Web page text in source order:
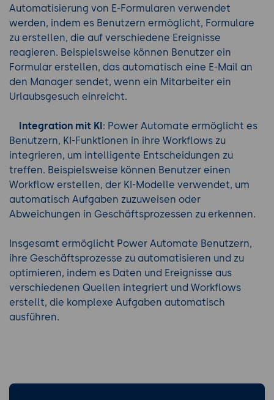
Automatisierung von E-Formularen verwendet
werden, indem es Benutzern ermöglicht, Formulare
zu erstellen, die auf verschiedene Ereignisse
reagieren. Beispielsweise können Benutzer ein
Formular erstellen, das automatisch eine E-Mail an
den Manager sendet, wenn ein Mitarbeiter ein
Urlaubsgesuch einreicht.
Integration mit KI: Power Automate ermöglicht es
Benutzern, KI-Funktionen in ihre Workflows zu
integrieren, um intelligente Entscheidungen zu
treffen. Beispielsweise können Benutzer einen
Workflow erstellen, der KI-Modelle verwendet, um
automatisch Aufgaben zuzuweisen oder
Abweichungen in Geschäftsprozessen zu erkennen.
Insgesamt ermöglicht Power Automate Benutzern,
ihre Geschäftsprozesse zu automatisieren und zu
optimieren, indem es Daten und Ereignisse aus
verschiedenen Quellen integriert und Workflows
erstellt, die komplexe Aufgaben automatisch
ausführen.